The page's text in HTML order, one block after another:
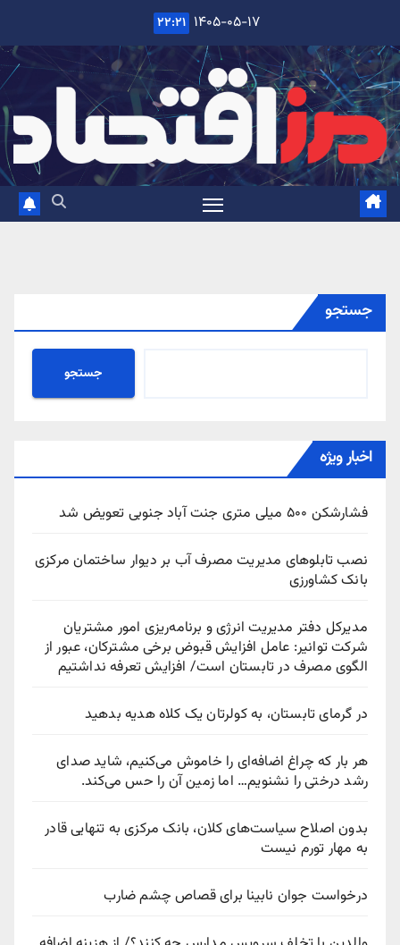
content
۱۴۰۵-۰۵-۱۷ ۲۲:۲۱
جستجو
جستجو
اخبار ویژه
فشارشکن ۵۰۰ میلی متری جنت آباد جنوبی تعویض شد
نصب تابلوهای مدیریت مصرف آب بر دیوار ساختمان مرکزی
بانک کشاورزی
مدیرکل دفتر مدیریت انرژی و برنامه‌ریزی امور مشتریان
شرکت توانیر: عامل افزایش قبوض برخی مشترکان، عبور از
الگوی مصرف در تابستان است/ افزایش تعرفه نداشتیم
در گرمای تابستان، به کولرتان یک کلاه هدیه بدهید
هر بار که چراغ اضافه‌ای را خاموش می‌کنیم، شاید صدای
رشد درختی را نشنویم… اما زمین آن را حس می‌کند.
بدون اصلاح سیاست‌های کلان، بانک مرکزی به تنهایی قادر
به مهار تورم نیست
درخواست جوان نابینا برای قصاص چشم ضارب